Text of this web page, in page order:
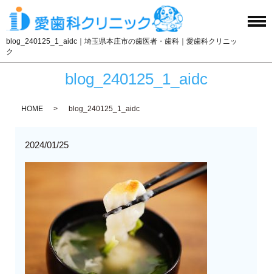
blog_240125_1_aidc｜埼玉県本庄市の歯医者・歯科｜愛歯科クリニッ
ク
blog_240125_1_aidc
HOME blog_240125_1_aidc
2024/01/25